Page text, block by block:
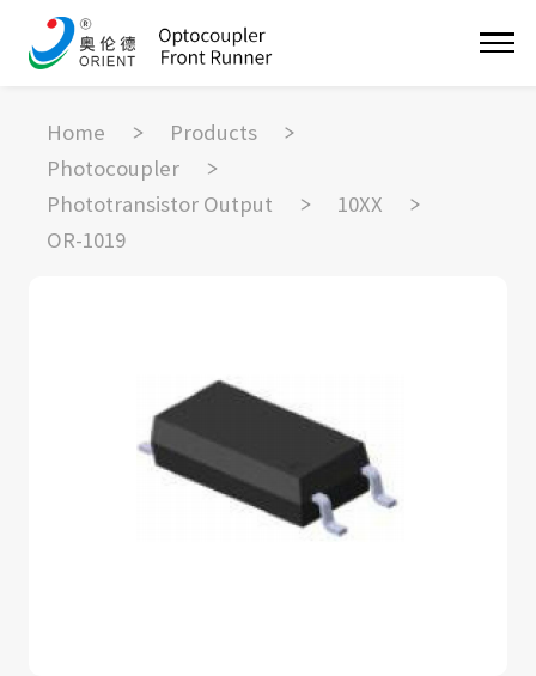
Home
Products
Photocoupler
Phototransistor Output
10XX
OR-1019